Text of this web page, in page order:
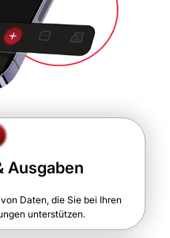
Ausgaben
Daten, die Sie bei Ihren
unterstützen.